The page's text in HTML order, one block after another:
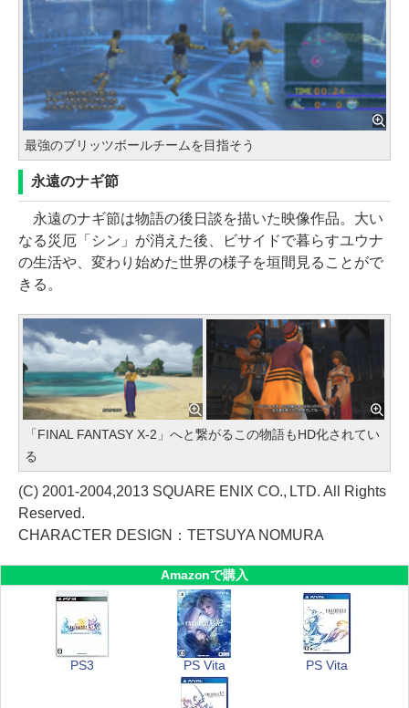
最強のブリッツボールチームを目指そう
永遠のナギ節
永遠のナギ節は物語の後日談を描いた映像作品。大い
なる災厄「シン」が消えた後、ビサイドで暮らすユウナ
の生活や、変わり始めた世界の様子を垣間見ることがで
きる。
「FINAL FANTASY X-2」へと繋がるこの物語もHD化されてい
る
(C) 2001-2004,2013 SQUARE ENIX CO., LTD. All Rights
Reserved.
CHARACTER DESIGN：TETSUYA NOMURA
Amazonで購入
PS3 PS Vita PS Vita